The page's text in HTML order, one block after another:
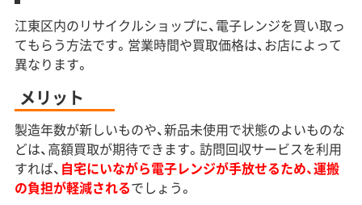
江東区内のリサイクルショップに、電子レンジを買い取っ
てもらう方法です。営業時間や買取価格は、お店によって
異なります。
メリット
製造年数が新しいものや、新品未使用で状態のよいものな
どは、高額買取が期待できます。訪問回収サービスを利用
すれば、 自宅にいながら電子レンジが手放せるため、運搬
の負担が軽減されるでしょう。